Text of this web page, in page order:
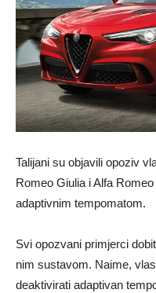
Talijani su objavili opoziv
Romeo Giulia i Alfa
adaptivnim tempomatom.
Svi opozvani primjerci
nim sustavom. Naime,
deaktivirati adaptivan